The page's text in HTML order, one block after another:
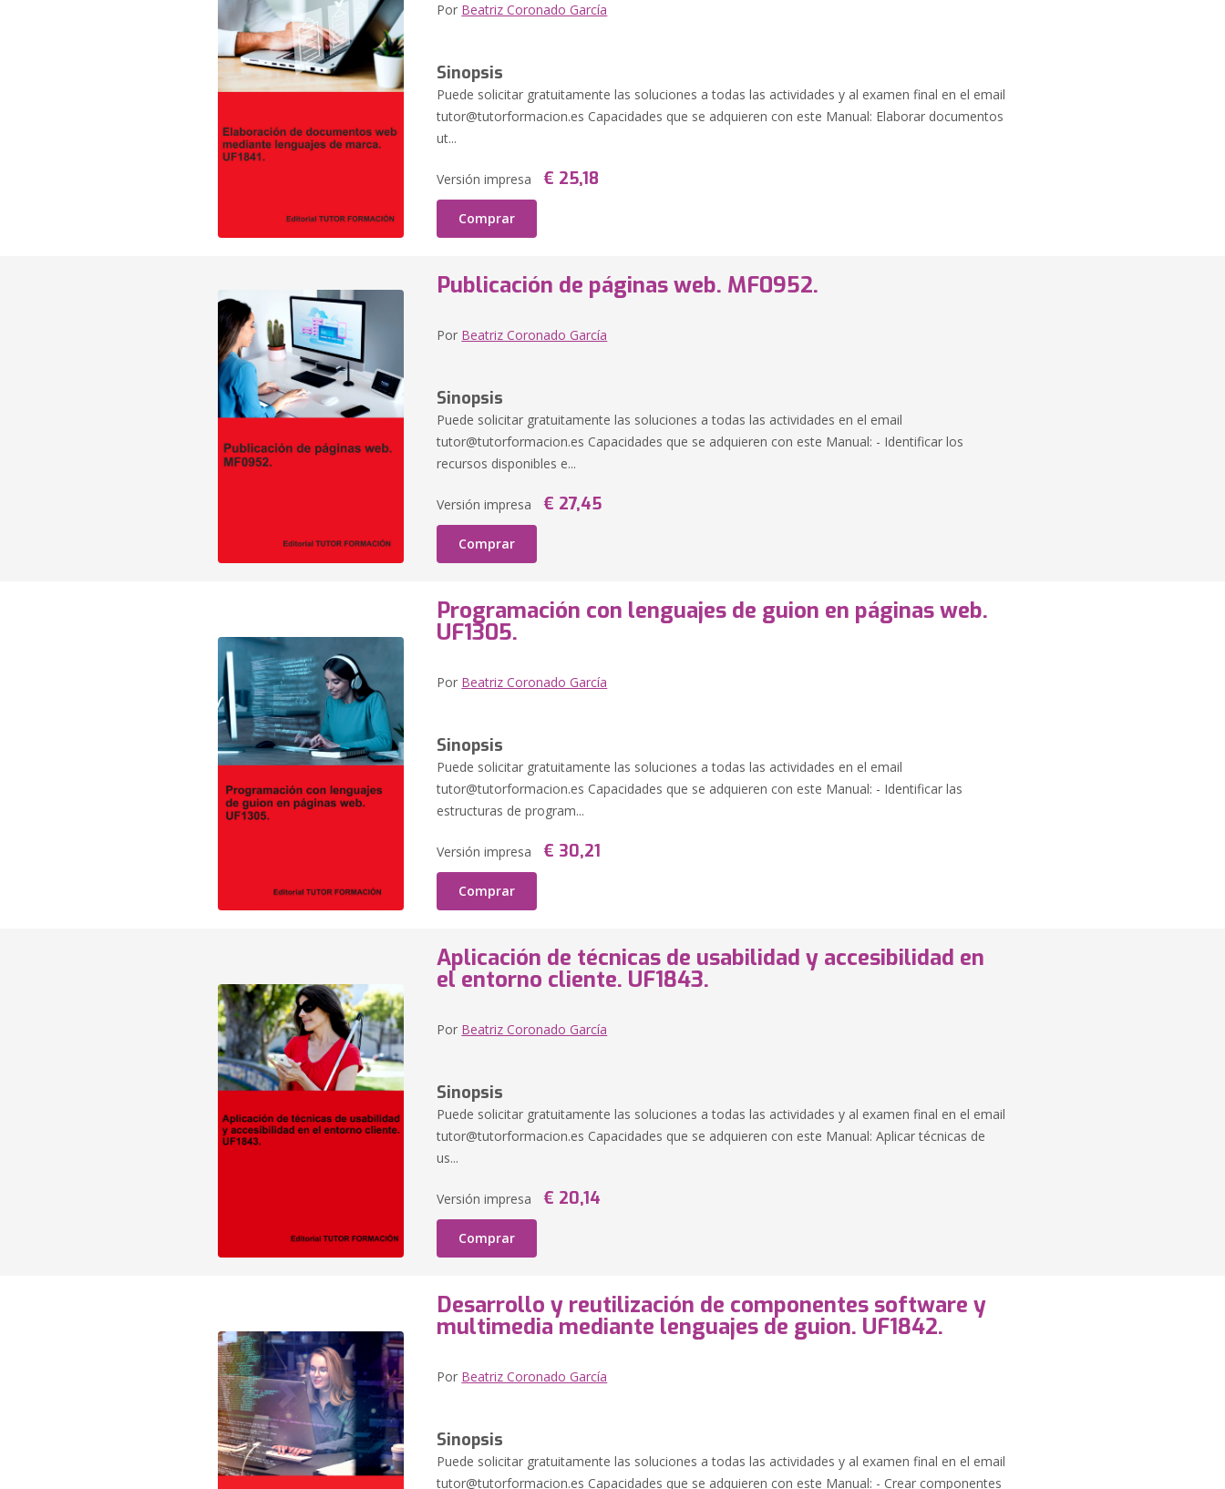
Por Beatriz Coronado García
Sinopsis
Puede solicitar gratuitamente las soluciones a todas las actividades y al examen final en el email
tutor@tutorformacion.es Capacidades que se adquieren con este Manual: Elaborar documentos
ut...
Versión impresa € 25,18
Comprar
Publicación de páginas web. MF0952.
Por Beatriz Coronado García
Sinopsis
Puede solicitar gratuitamente las soluciones a todas las actividades en el email
tutor@tutorformacion.es Capacidades que se adquieren con este Manual: - Identificar los
recursos disponibles e...
Versión impresa € 27,45
Comprar
Programación con lenguajes de guion en páginas web.
UF1305.
Por Beatriz Coronado García
Sinopsis
Puede solicitar gratuitamente las soluciones a todas las actividades en el email
tutor@tutorformacion.es Capacidades que se adquieren con este Manual: - Identificar las
estructuras de program...
Versión impresa € 30,21
Comprar
Aplicación de técnicas de usabilidad y accesibilidad en
el entorno cliente. UF1843.
Por Beatriz Coronado García
Sinopsis
Puede solicitar gratuitamente las soluciones a todas las actividades y al examen final en el email
tutor@tutorformacion.es Capacidades que se adquieren con este Manual: Aplicar técnicas de
us...
Versión impresa € 20,14
Comprar
Desarrollo y reutilización de componentes software y
multimedia mediante lenguajes de guion. UF1842.
Por Beatriz Coronado García
Sinopsis
Puede solicitar gratuitamente las soluciones a todas las actividades y al examen final en el email
tutor@tutorformacion.es Capacidades que se adquieren con este Manual: - Crear componentes